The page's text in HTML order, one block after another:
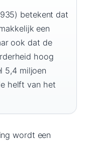
betekent dat
een
ook dat de
hoog
5,4 miljoen
helft van het
wordt een